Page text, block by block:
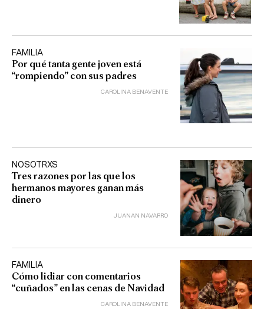
FAMILIA
Por qué tanta gente joven está
“rompiendo” con sus padres
CAROLINA BENAVENTE
NOSOTRXS
Tres razones por las que los
hermanos mayores ganan más
dinero
JUANAN NAVARRO
FAMILIA
Cómo lidiar con comentarios
“cuñados” en las cenas de Navidad
CAROLINA BENAVENTE